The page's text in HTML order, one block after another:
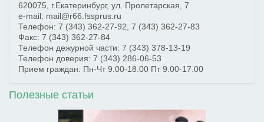
620075
г.Екатеринбург, ул. Пролетарская, 7
e-mail: mail@r66.fssprus.ru
Телефон: 7 (343) 362-27-92 7 (343) 362-27-83
Факс: 7 (343) 362-27-84
Телефон дежурной части: 7 (343) 378-13-19
Телефон доверия: 7 (343) 286-06-53
Прием граждан: Пн-Чт 9.00-18.00 Пт 9.00-17.00
Полезные статьи